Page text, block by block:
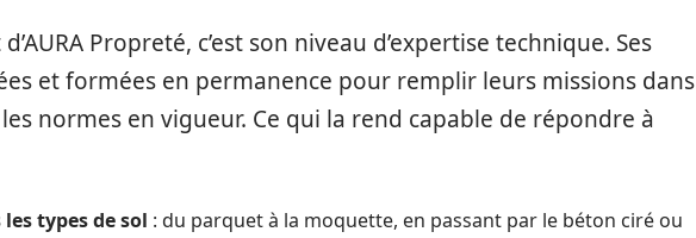
Propreté, c’est son niveau d’expertise technique. Ses
et formées en permanence pour remplir leurs missions dans
normes en vigueur. Ce qui la rend capable de répondre à
types de sol : du parquet à la moquette, en passant par le béton ciré ou